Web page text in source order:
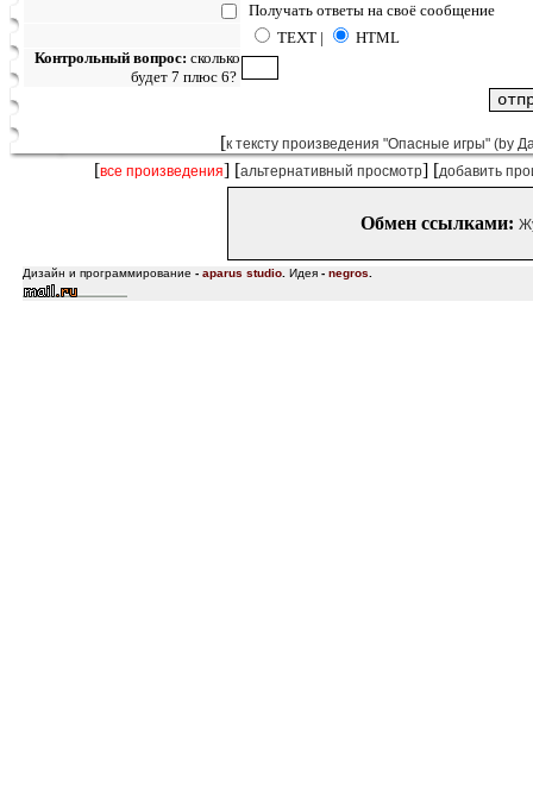
Получать ответы на своё сообщение
TEXT |
HTML
Контрольный вопрос: сколько
будет 7 плюс 6?
[к тексту произведения "Опасные игры" (by
[все произведения] [альтернативный просмотр] [добавить
Обмен ссылками:
Дизайн и программирование - aparus studio Идея - negros